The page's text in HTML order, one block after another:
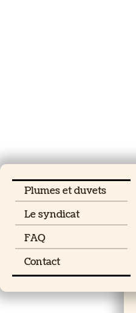
Plumes et duvets
Le syndicat
FAQ
Contact